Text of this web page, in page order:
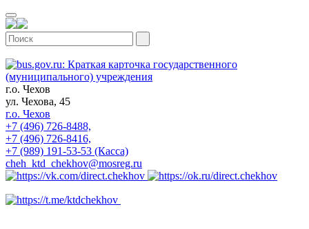
г.о. Чехов
ул. Чехова, 45
г.о. Чехов
+7 (496) 726-8488,
+7 (496) 726-8416,
+7 (989) 191-53-53 (Касса)
cheh_ktd_chekhov@mosreg.ru